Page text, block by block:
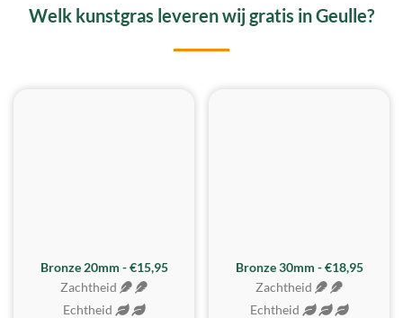
Welk kunstgras leveren wij gratis in Geulle?
Bronze 20mm - €15,95
Zachtheid
Echtheid
BESTE KOOP
Bronze 30mm - €18,95
Zachtheid
Echtheid